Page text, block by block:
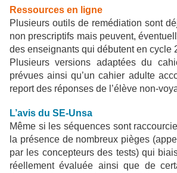
Ressources en ligne
Plusieurs outils de remédiation sont
non prescriptifs mais peuvent,
des enseignants qui débutent en cycle
Plusieurs versions adaptées du
prévues ainsi qu’un cahier adulte
report des réponses de l’élève non-
L’avis du SE-Unsa
Même si les séquences sont
la présence de nombreux pièges
par les concepteurs des tests) qui
réellement évaluée ainsi que de